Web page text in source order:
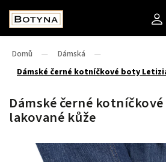
Domů / Dámská
/
Dámské černé kotníčkové boty
Dámské černé
lakované kůže